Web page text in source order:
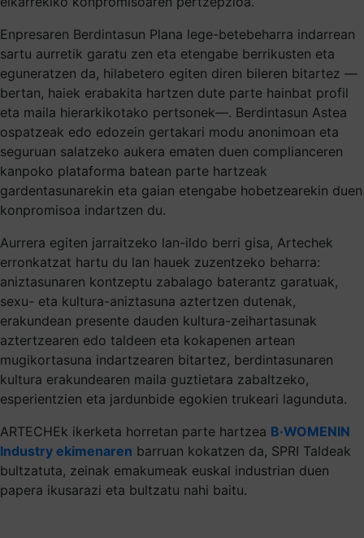
Enpresaren Berdintasun Plana lege-betebeharra indarrean
sartu aurretik garatu zen eta etengabe berrikusten eta
eguneratzen da, hilabetero egiten diren bileren bitartez —
bertan, haiek erabakita hartzen dute parte hainbat profil
eta maila hierarkikotako pertsonek—. Berdintasun Astea
ospatzeak edo edozein gertakari modu anonimoan eta
seguruan salatzeko aukera ematen duen complianceren
kanpoko plataforma batean parte hartzeak
gardentasunarekin eta gaian etengabe hobetzearekin duen
konpromisoa indartzen du.
Aurrera egiten jarraitzeko lan-ildo berri gisa, Artechek
erronkatzat hartu du lan hauek zuzentzeko beharra:
aniztasunaren kontzeptu zabalago baterantz garatuak,
sexu- eta kultura-aniztasuna aztertzen dutenak,
erakundean presente dauden kultura-zeihartasunak
aztertzearen edo taldeen eta kokapenen artean
mugikortasuna indartzearen bitartez, berdintasunaren
kultura erakundearen maila guztietara zabaltzeko,
esperientzien eta jardunbide egokien trukeari lagunduta.
ARTECHEk ikerketa horretan parte hartzea B·WOMENIN
Industry ekimenaren barruan kokatzen da, SPRI Taldeak
bultzatuta, zeinak emakumeak euskal industrian duen
papera ikusarazi eta bultzatu nahi baitu.